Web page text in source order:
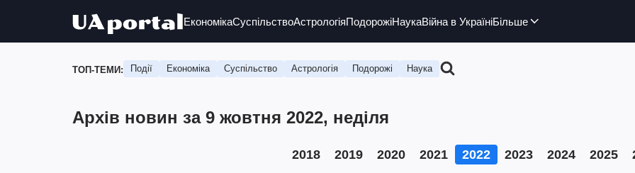
ЕкономікаСуспільствоАстрологіяПодорожіНаукаВійна в УкраїніБільше
ТОП-ТЕМИ: Події Економіка Суспільство Астрологія Подорожі Наука
Архів новин за 9 жовтня 2022, неділя
2018 2019 2020 2021 2022 2023 2024 2025